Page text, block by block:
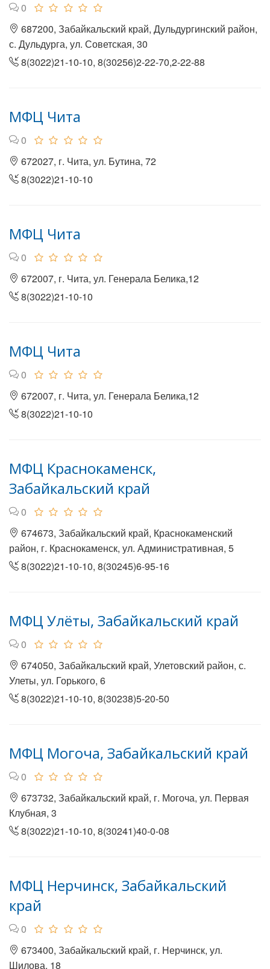
0
687200, Забайкальский край, Дульдургинский район,
с. Дульдурга, ул. Советская, 30
8(3022)21-10-10, 8(30256)2-22-70,2-22-88
МФЦ Чита
0
672027, г. Чита, ул. Бутина, 72
8(3022)21-10-10
МФЦ Чита
0
672007, г. Чита, ул. Генерала Белика,12
8(3022)21-10-10
МФЦ Чита
0
672007, г. Чита, ул. Генерала Белика,12
8(3022)21-10-10
МФЦ Краснокаменск,
Забайкальский край
0
674673, Забайкальский край, Краснокаменский
район, г. Краснокаменск, ул. Административная, 5
8(3022)21-10-10, 8(30245)6-95-16
МФЦ Улёты, Забайкальский край
0
674050, Забайкальский край, Улетовский район, с.
Улеты, ул. Горького, 6
8(3022)21-10-10, 8(30238)5-20-50
МФЦ Могоча, Забайкальский край
0
673732, Забайкальский край, г. Могоча, ул. Первая
Клубная, 3
8(3022)21-10-10, 8(30241)40-0-08
МФЦ Нерчинск, Забайкальский
край
0
673400, Забайкальский край, г. Нерчинск, ул.
Шилова, 18